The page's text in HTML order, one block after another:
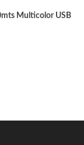
Multicolor USB